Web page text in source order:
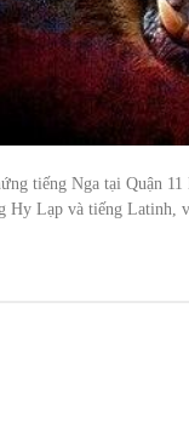
tiếng Nga tại Quận
Hy Lạp và tiếng Latinh,